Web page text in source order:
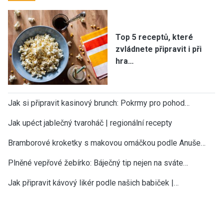
Top 5 receptů, které
zvládnete připravit i při
hra…
Jak si připravit kasinový brunch: Pokrmy pro pohod…
Jak upéct jablečný tvaroháč | regionální recepty
Bramborové kroketky s makovou omáčkou podle Anuše…
Plněné vepřové žebírko: Báječný tip nejen na sváte…
Jak připravit kávový likér podle našich babiček |…